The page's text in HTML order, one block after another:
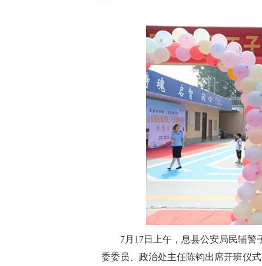
7月17日上午，息县公安局民辅
委委员、政治处主任陈钧出席开班仪